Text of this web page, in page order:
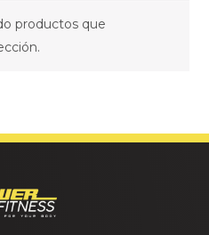
productos que